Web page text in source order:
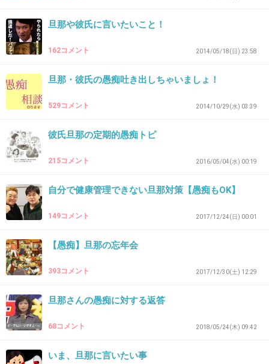
>>28
お前(自治豚)は、死ね・くたばれ・消えろ・失せろ・潰れろ・馬鹿・あほ・間
ポンコツ・トンチキ・ガラクタ・クズ・ゴミ・カス・最低以下の下劣・下等種
族。
劣等種族・下衆野郎・腐れ外道・邪道・外道・非道・ウジ虫・害虫・ガン細
胞。
質。
廃棄物・発ガン物質・猛毒・毒物・アメーバ・ダニ・ゴキブリ・シラミ・ノ
ミ。
毛虫・蠅・蚊・ボウフラ・芋虫・掃き溜め・汚物・糞・ゲロ・糞虫野郎・ほら
基地外・デタラメ・ハッタリ・穀潰し・ろくでなし・ごろつき・ヤクザ者。
社会の敵・犯罪者・反乱者・前科者・インチキ・エロ・痴漢・ゴミ・シデム
シ。
ゴミ虫・毒虫・便所コオロギ・詐欺師・ペテン師・道化師・危険分子・痴呆・
魔物・妖怪・悪霊・怨霊・死神・貧乏神・奇天烈・奇人・変人・毒ガス・サリ
ン。
ソマン・マスタードガス・イペリット・クソブタ・ブタ野郎・畜生・鬼畜・悪
鬼。
ガッデム。
小便・便所の落書き・不要物・障害物・邪魔者・除け者・不良品・カビ・腐っ
たミカン。
土左衛門・腐乱・腐臭・落伍者・犯人・ならず者・チンカス・膿・垢・フケ・
放射能・放射線・鬼っ子・異端者・妄想・邪宗・異教徒・恥垢・陰毛・白ブ
タ。
旦那や彼氏に言いたいこと！
162コメント 2014/05/18(日) 23:58
旦那・彼氏の愚痴吐き出しちゃいましょ！
529コメント 2014/10/29(水) 03:39
彼氏旦那の定期的愚痴トピ
215コメント 2016/05/04(水) 00:19
自分で健康管理できない旦那対策【愚痴もOK】
149コメント 2017/12/24(日) 00:01
【愚痴】旦那の忘年会
393コメント 2017/12/30(土) 12:29
旦那さんの愚痴に対する返答
68コメント 2018/05/24(木) 09:42
いま、旦那に言いたい事